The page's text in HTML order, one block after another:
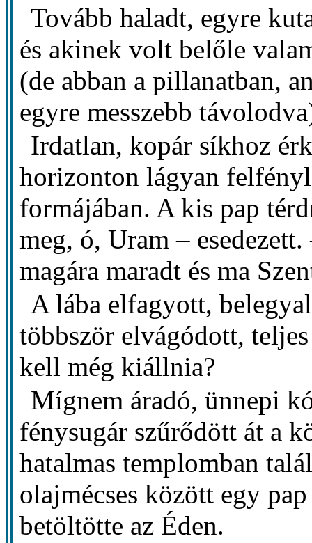
Tovább haladt, egyre
és akinek volt belőle
(de abban a pillanatban,
egyre messzebb
Irdatlan, kopár síkhoz
horizonton lágyan
formájában. A kis pap
meg, ó, Uram –
magára maradt és ma
A lába elfagyott,
többször elvágódott,
kell még kiállnia?
Mígnem áradó, ünnepi
fénysugár szűrődött át a
hatalmas templomban
olajmécses között egy
betöltötte az Éden.